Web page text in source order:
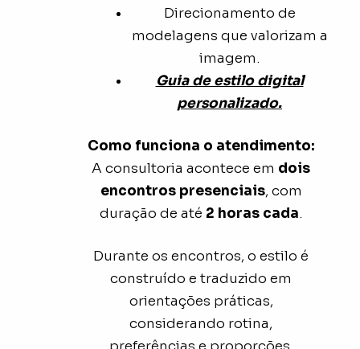
Direcionamento de
modelagens que valorizam a
imagem.
Guia de estilo digital
personalizado.
Como funciona o atendimento:
A consultoria acontece em dois
encontros presenciais, com
duração de até 2 horas cada.
Durante os encontros, o estilo é
construído e traduzido em
orientações práticas,
considerando rotina,